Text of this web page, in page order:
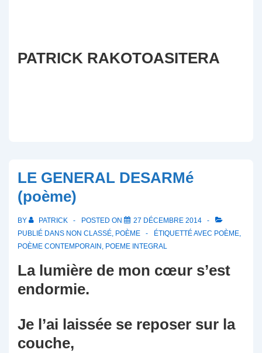
PATRICK RAKOTOASITERA
LE GENERAL DESARMé
(poème)
BY PATRICK POSTED ON
27 DÉCEMBRE 2014
PUBLIÉ DANS NON CLASSÉ, POÈME ÉTIQUETTÉ AVEC POÈME,
POÈME CONTEMPORAIN , POEME INTEGRAL
La lumière de mon cœur s’est
endormie.
Je l’ai laissée se reposer sur la
couche,